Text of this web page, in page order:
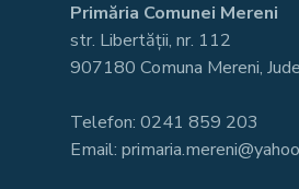
Primăria Comunei Mereni
str. Libertății, nr. 112
907180 Comuna Mereni,
Telefon: 0241 859 203
Email: